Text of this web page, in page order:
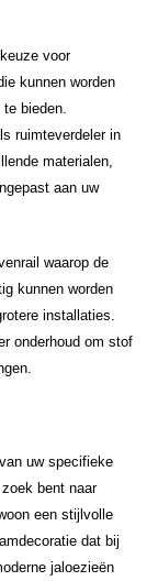
voor
kunnen worden
bieden.
ruimteverdeler in
materialen,
aan uw
waarop de
kunnen worden
installaties.
onderhoud om stof
uw specifieke
bent naar
een stijlvolle
dat bij
jaloezieën